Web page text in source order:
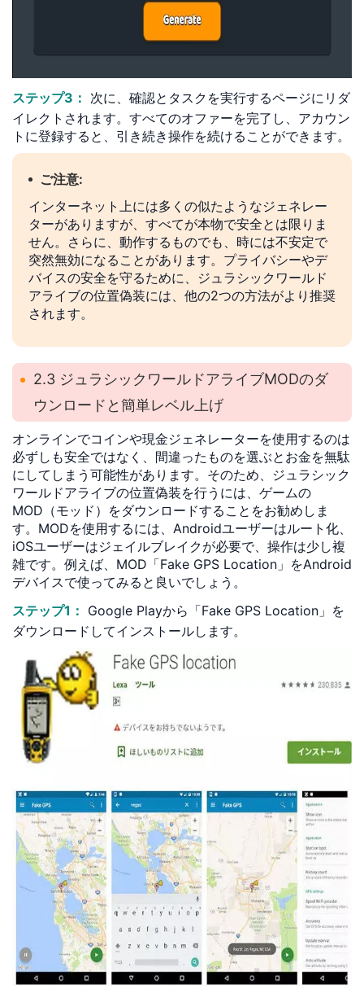
ステップ3： 次に、確認とタスクを実行するページにリダ
イレクトされます。すべてのオファーを完了し、アカウン
トに登録すると、引き続き操作を続けることができます。
ご注意:
インターネット上には多くの似たようなジェネレー
ターがありますが、すべてが本物で安全とは限りま
せん。さらに、動作するものでも、時には不安定で
突然無効になることがあります。プライバシーやデ
バイスの安全を守るために、ジュラシックワールド
アライブの位置偽装には、他の2つの方法がより推奨
されます。
2.3 ジュラシックワールドアライブMODのダ
ウンロードと簡単レベル上げ
オンラインでコインや現金ジェネレーターを使用するのは
必ずしも安全ではなく、間違ったものを選ぶとお金を無駄
にしてしまう可能性があります。そのため、ジュラシック
ワールドアライブの位置偽装を行うには、ゲームの
MOD（モッド）をダウンロードすることをお勧めしま
す。MODを使用するには、Androidユーザーはルート化、
iOSユーザーはジェイルブレイクが必要で、操作は少し複
雑です。例えば、MOD「Fake GPS Location」をAndroid
デバイスで使ってみると良いでしょう。
ステップ1： Google Playから「Fake GPS Location」を
ダウンロードしてインストールします。